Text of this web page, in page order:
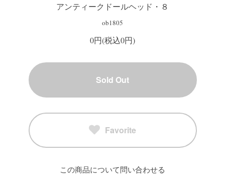
アンティークドールヘッド・８
ob1805
0円(税込0円)
Sold Out
Favorite
この商品について問い合わせる